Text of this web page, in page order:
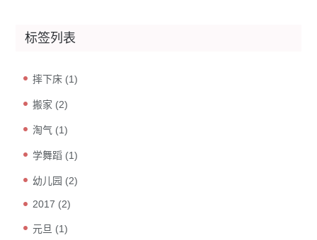
标签列表
摔下床 (1)
搬家 (2)
淘气 (1)
学舞蹈 (1)
幼儿园 (2)
2017 (2)
元旦 (1)